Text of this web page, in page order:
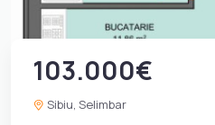
103.000€
Sibiu, Selimbar